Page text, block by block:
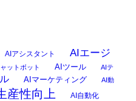
AIアシスタント
AIエージ
ットボット AIツール
AIテ
AIマーケティング AI動
産性向上 AI自動化